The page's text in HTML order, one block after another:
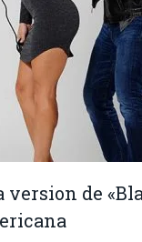
version de